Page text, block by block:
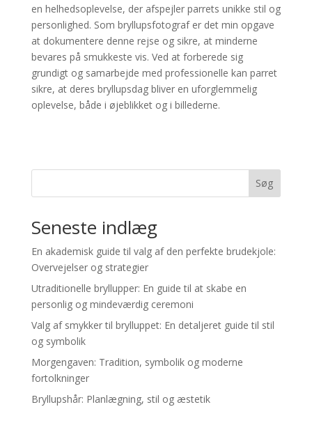
en helhedsoplevelse, der afspejler parrets unikke stil og
personlighed. Som bryllupsfotograf er det min opgave
at dokumentere denne rejse og sikre, at minderne
bevares på smukkeste vis. Ved at forberede sig
grundigt og samarbejde med professionelle kan parret
sikre, at deres bryllupsdag bliver en uforglemmelig
oplevelse, både i øjeblikket og i billederne.
Søg
Seneste indlæg
En akademisk guide til valg af den perfekte brudekjole:
Overvejelser og strategier
Utraditionelle bryllupper: En guide til at skabe en
personlig og mindeværdig ceremoni
Valg af smykker til brylluppet: En detaljeret guide til stil
og symbolik
Morgengaven: Tradition, symbolik og moderne
fortolkninger
Bryllupshår: Planlægning, stil og æstetik